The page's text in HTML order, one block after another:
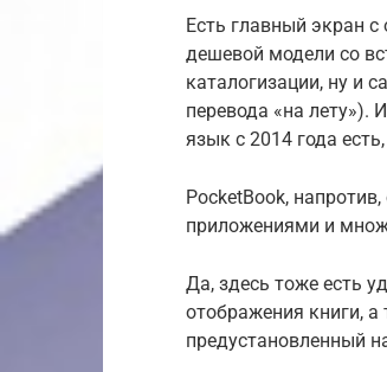
Есть главный экран
дешевой модели со
каталогизации, ну и
перевода «на лету»).
язык с 2014 года
PocketBook,
приложениями и
Да, здесь тоже есть
отображения книги,
предустановленный